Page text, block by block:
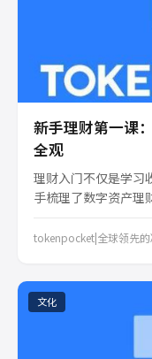
新手理财第一课
全观
理财入门不仅是学习
手梳理了数字资产理
理财、想系统建立安
tokenpocket|全球领先
文化